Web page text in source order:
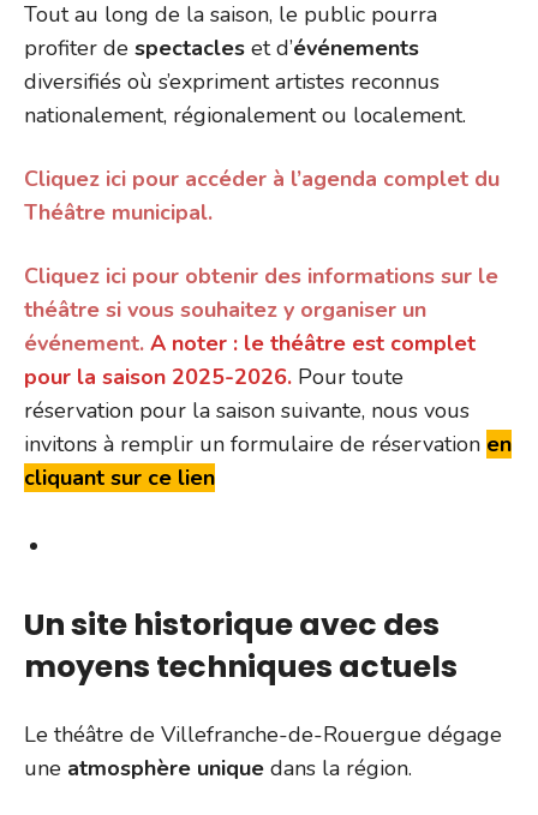
Tout au long de la saison, le public pourra
profiter de spectacles et d’événements
diversifiés où s’expriment artistes reconnus
nationalement, régionalement ou localement.
Cliquez ici pour accéder à l’agenda complet du
Théâtre municipal.
Cliquez ici pour obtenir des informations sur le
théâtre si vous souhaitez y organiser un
événement. A noter : le théâtre est complet
pour la saison 2025-2026. Pour toute
réservation pour la saison suivante, nous vous
invitons à remplir un formulaire de réservation en
cliquant sur ce lien
Un site historique avec des
moyens techniques actuels
Le théâtre de Villefranche-de-Rouergue dégage
une atmosphère unique dans la région.